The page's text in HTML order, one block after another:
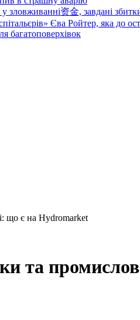
资金, завдані
Єва Ройтер, яка до
багатоповерхівок
що є на Hydromarket
та